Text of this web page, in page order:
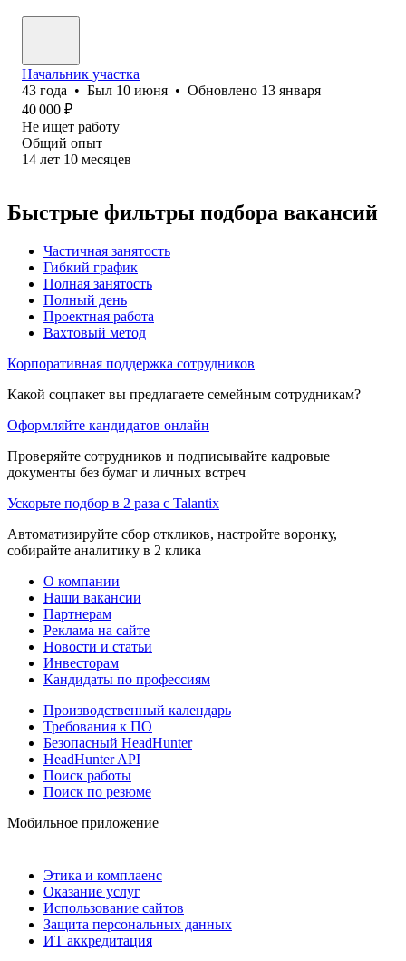
Начальник участка
43 года • Был 10 июня • Обновлено 13 января
40 000 ₽
Не ищет работу
Общий опыт
14 лет 10 месяцев
Быстрые фильтры подбора вакансий
Частичная занятость
Гибкий график
Полная занятость
Полный день
Проектная работа
Вахтовый метод
Корпоративная поддержка сотрудников
Какой соцпакет вы предлагаете семейным сотрудникам?
Оформляйте кандидатов онлайн
Проверяйте сотрудников и подписывайте кадровые
документы без бумаг и личных встреч
Ускорьте подбор в 2 раза с Talantix
Автоматизируйте сбор откликов, настройте воронку,
собирайте аналитику в 2 клика
О компании
Наши вакансии
Партнерам
Реклама на сайте
Новости и статьи
Инвесторам
Кандидаты по профессиям
Производственный календарь
Требования к ПО
Безопасный HeadHunter
HeadHunter API
Поиск работы
Поиск по резюме
Мобильное приложение
Этика и комплаенс
Оказание услуг
Использование сайтов
Защита персональных данных
ИТ аккредитация